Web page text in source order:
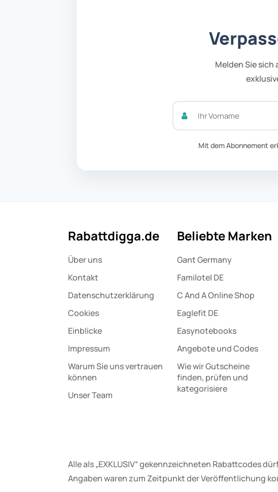
Melden Sie
Mit dem Abonnement
Rabattdigga.de
Über uns
Kontakt
Datenschutz­erklärung
Cookies
Einblicke
Impressum
Warum Sie uns vertrauen
können
Unser Team
Beliebte Marken
Gant Germany
Familotel DE
C And A Online Shop
Eaglefit DE
Easynotebooks
Angebote und Codes
Wie wir Gutscheine
finden, prüfen und
kategorisiere
Alle als „EXKLUSIV“ gekennzeichneten Rabattcodes
Angaben waren zum Zeitpunkt der Veröffentlichung